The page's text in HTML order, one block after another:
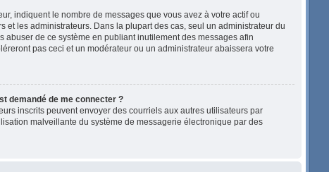
indiquent le nombre de messages que vous avez à votre actif ou
les administrateurs. Dans la plupart des cas, seul un administrateur du
de ce système en publiant inutilement des messages afin
pas ceci et un modérateur ou un administrateur abaissera votre
demandé de me connecter ?
inscrits peuvent envoyer des courriels aux autres utilisateurs par
malveillante du système de messagerie électronique par des